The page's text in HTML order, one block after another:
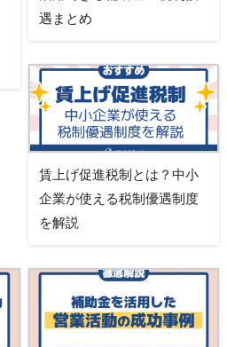
遇まとめ
賃上げ促進税制とは？中小
企業が使える税制優遇制度
を解説